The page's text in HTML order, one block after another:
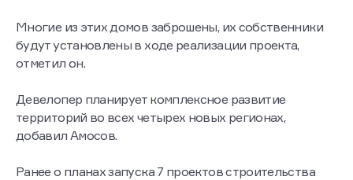
Многие из этих домов заброшены, их собственники
будут установлены в ходе реализации проекта,
отметил он.
Девелопер планирует комплексное развитие
территорий во всех четырех новых регионах,
добавил Амосов.
Ранее о планах запуска 7 проектов строительства